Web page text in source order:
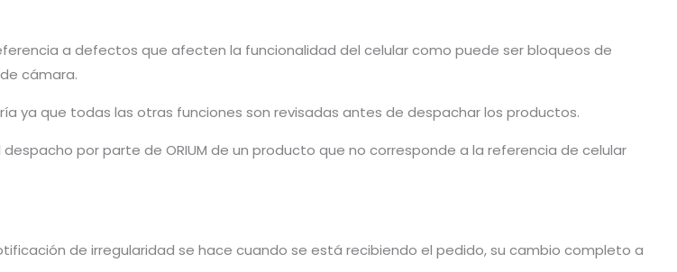
a defectos que afecten la funcionalidad del celular como puede ser bloqueos de
cámara.
ya que todas las otras funciones son revisadas antes de despachar los productos.
despacho por parte de ORIUM de un producto que no corresponde a la referencia de celular
de irregularidad se hace cuando se está recibiendo el pedido, su cambio completo a